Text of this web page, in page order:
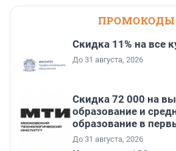
ПРОМОКОДЫ
Скидка 11% на все
До 31 августа, 2026
Скидка 72 000 на
образование и
образование в
До 31 августа, 2026